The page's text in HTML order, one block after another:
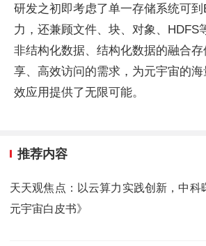
研发之初即考虑了单一存储系统可
力，还兼顾文件、块、对象、HDFS
非结构化数据、结构化数据的融合
享、高效访问的需求，为元宇宙的
效应用提供了无限可能。
推荐内容
天天观焦点：以云算力实践创新，中科
元宇宙白皮书》